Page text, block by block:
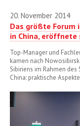
20. November 2014
Das größte Forum
in China, eröffnete
Top-Manager und
kamen nach
Sibiriens im Rahmen des
China: praktische